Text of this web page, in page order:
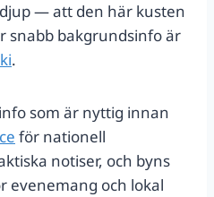
— att den här kusten
snabb bakgrundsinfo är
.
som är nyttig innan
för nationell
notiser, och byns
evenemang och lokal